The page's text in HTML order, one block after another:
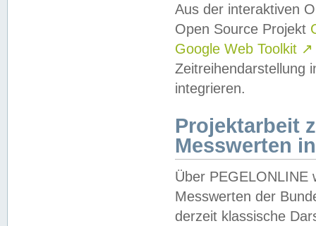
Aus der interaktiven
Open Source Projekt
Google Web Toolkit ↗
Zeitreihendarstellung
integrieren.
Projektarbeit
Messwerten
Über PEGELONLINE
Messwerten der
derzeit klassische